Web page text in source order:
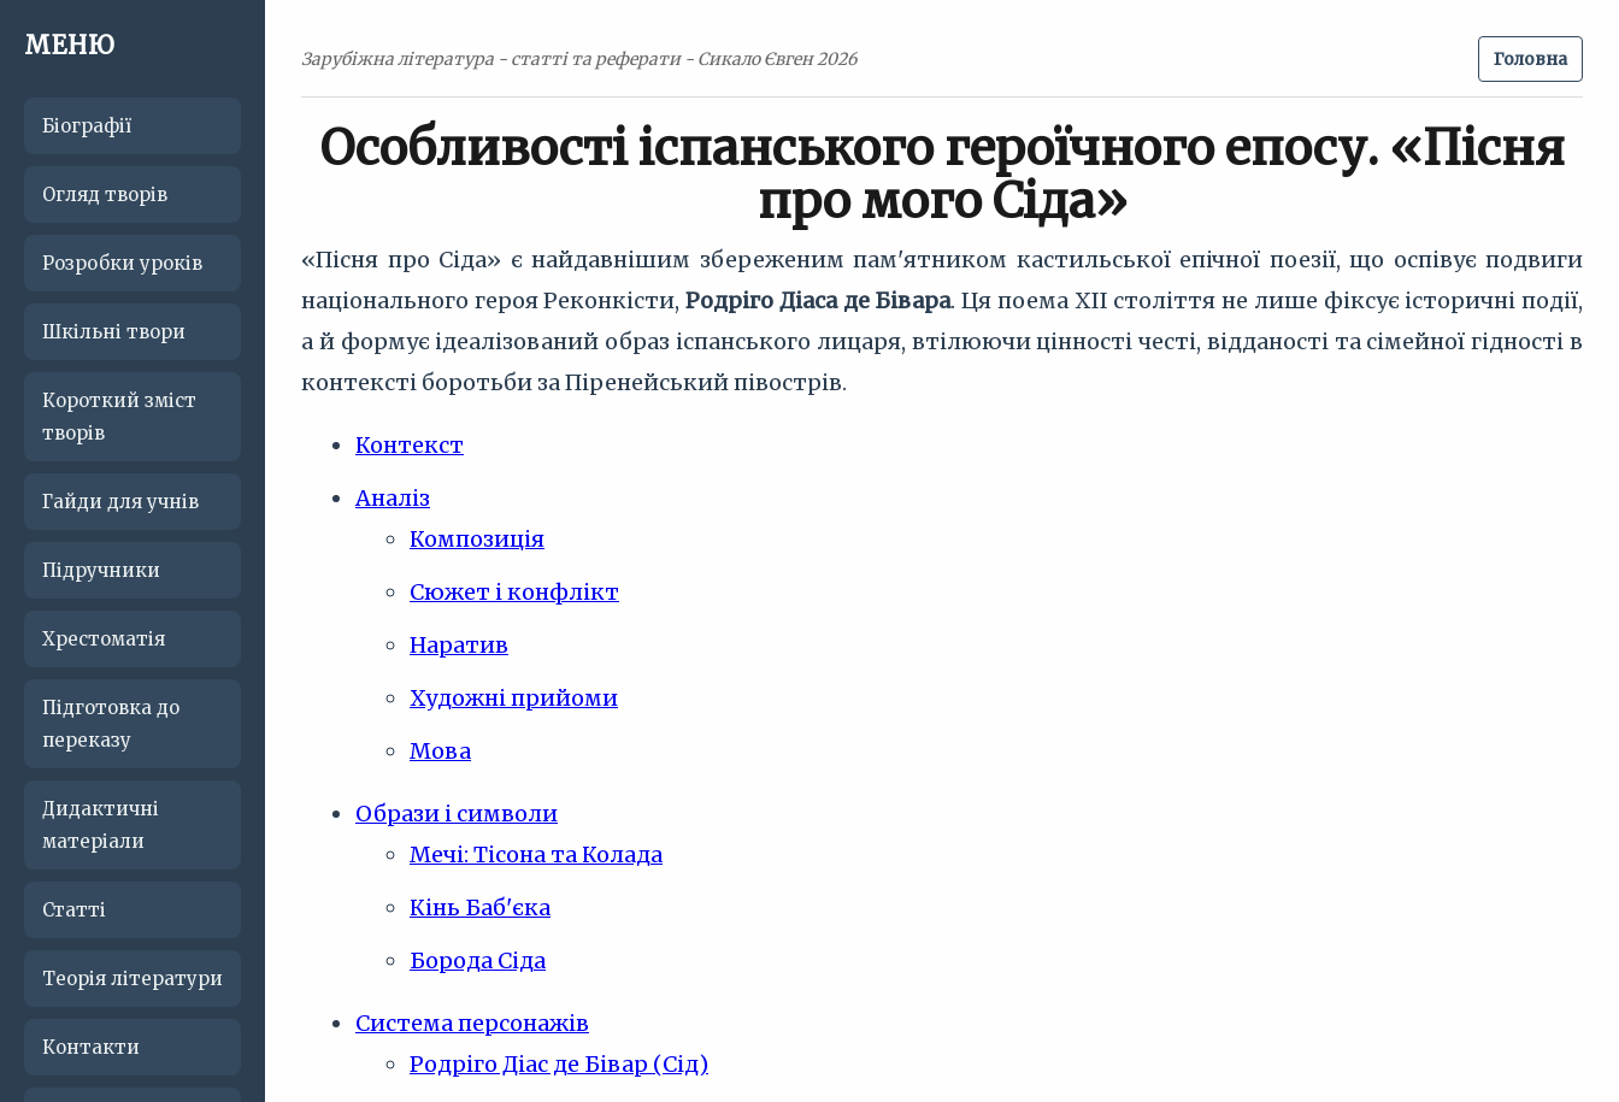
МЕНЮ
Біографії
Огляд творів
Розробки уроків
Шкільні твори
Короткий зміст
творів
Гайди для учнів
Підручники
Хрестоматія
Підготовка до
переказу
Дидактичні
матеріали
Статті
Теорія літератури
Контакти
Зарубіжна література - статті та реферати - Сикало Євген 2026 Головна
Особливості іспанського героїчного епосу. «Пісня
про мого Сіда»
«Пісня про Сіда» є найдавнішим збереженим пам'ятником кастильської епічної поезії, що оспівує подвиги
національного героя Реконкісти,Родріго Діаса де Бівара. Ця поема XII століття не лише фіксує історичні події,
а й формує ідеалізований образ іспанського лицаря, втілюючи цінності честі, відданості та сімейної гідності в
контексті боротьби за Піренейський півострів.
Контекст
Аналіз
Композиція
Сюжет і конфлікт
Наратив
Художні прийоми
Мова
Образи і символи
Мечі: Тісона та Колада
Кінь Баб'єка
Борода Сіда
Система персонажів
Родріго Діас де Бівар (Сід)